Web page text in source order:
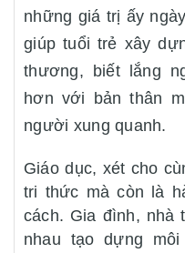
những giá trị ấy
giúp tuổi trẻ xây
thương, biết lắng
hơn với bản thân
người xung quanh.
Giáo dục, xét cho
tri thức mà còn là
cách. Gia đình, nhà
nhau tạo dựng